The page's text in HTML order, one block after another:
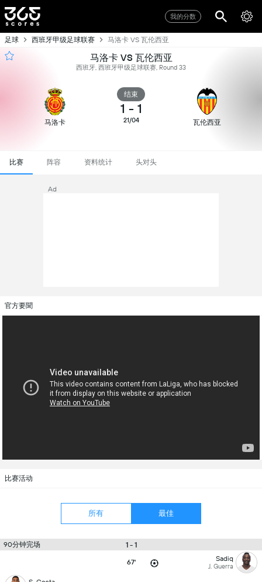
我的分数
足球 西班牙甲级足球联赛 马洛卡 VS 瓦伦西亚
马洛卡 VS 瓦伦西亚
西班牙, 西班牙甲级足球联赛, Round 33
马洛卡
结束
1 - 1
21/04 瓦伦西亚
比赛 阵容 资料统计 头对头
Ad
官方要聞
比赛活动
所有 最佳
90分钟完场 1 - 1
67' Sadiq
J. Guerra